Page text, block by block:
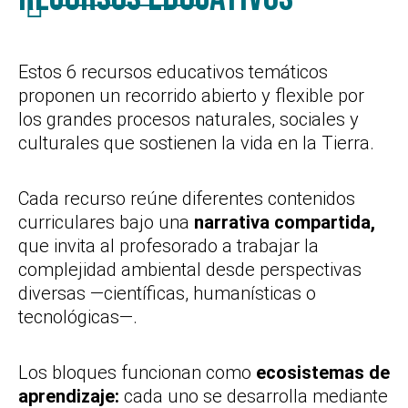
Estos 6 recursos educativos temáticos
proponen un recorrido abierto y flexible por
los grandes procesos naturales, sociales y
culturales que sostienen la vida en la Tierra.
Cada recurso reúne diferentes contenidos
curriculares bajo una narrativa compartida,
que invita al profesorado a trabajar la
complejidad ambiental desde perspectivas
diversas —científicas, humanísticas o
tecnológicas—.
Los bloques funcionan como ecosistemas de
aprendizaje: cada uno se desarrolla mediante